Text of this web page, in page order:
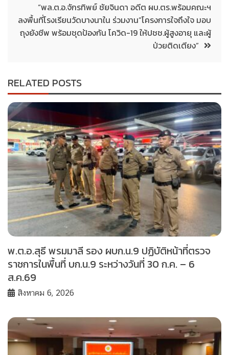
“พล.ต.อ.จักรทิพย์ ชัยจินดา อดีต ผบ.ตร.พร้อมคณะฯ
ลงพื้นที่โรงเรียนวัดบางนาใน ร่วมงาน”โครงการใจถึงใจ มอบ
ถุงยังชีพ พร้อมชุดป้องกัน โควิด-19 ให้ปชช.ผู้สูงอายุ และผู้
ป่วยติดเตียง”
RELATED POSTS
พ.ต.อ.สุธี พรมมาลี รอง ผบก.น.9 ปฏิบัติหน้าที่ตรวจ
ราชการในพื้นที่ บก.น.9 ระหว่างวันที่ 30 ก.ค. – 6
ส.ค.69
สิงหาคม 6, 2026